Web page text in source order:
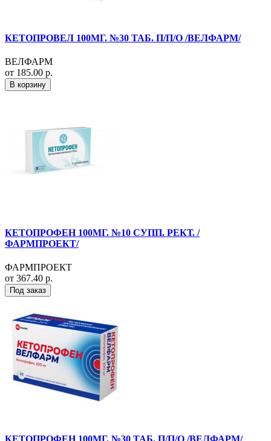
КЕТОПРОВЕЛ 100МГ. №30 ТАБ. П/П/О /ВЕЛФАРМ/
ВЕЛФАРМ
от 185.00 р.
В корзину
КЕТОПРОФЕН 100МГ. №10 СУПП. РЕКТ. /
ФАРМПРОЕКТ/
ФАРМПРОЕКТ
от 367.40 р.
Под заказ
КЕТОПРОФЕН 100МГ. №30 ТАБ. П/П/О /ВЕЛФАРМ/